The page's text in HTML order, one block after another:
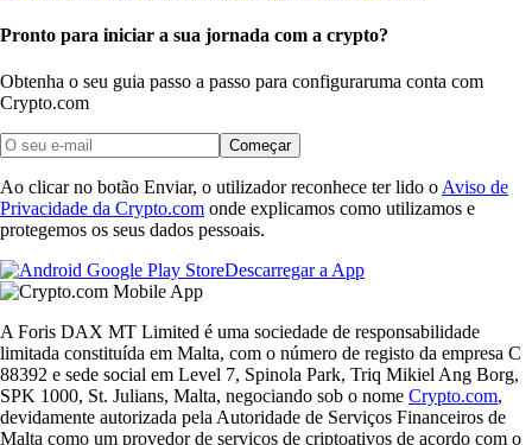
Pronto para iniciar a sua jornada com a crypto?
Obtenha o seu guia passo a passo para configuraruma conta com
Crypto.com
Começar
Ao clicar no botão Enviar, o utilizador reconhece ter lido o Aviso de
Privacidade da Crypto.com onde explicamos como utilizamos e
protegemos os seus dados pessoais.
Descarregar a App
A Foris DAX MT Limited é uma sociedade de responsabilidade
limitada constituída em Malta, com o número de registo da empresa C
88392 e sede social em Level 7, Spinola Park, Triq Mikiel Ang Borg,
SPK 1000, St. Julians, Malta, negociando sob o nome Crypto.com,
devidamente autorizada pela Autoridade de Serviços Financeiros de
Malta como um provedor de serviços de criptoativos de acordo com o